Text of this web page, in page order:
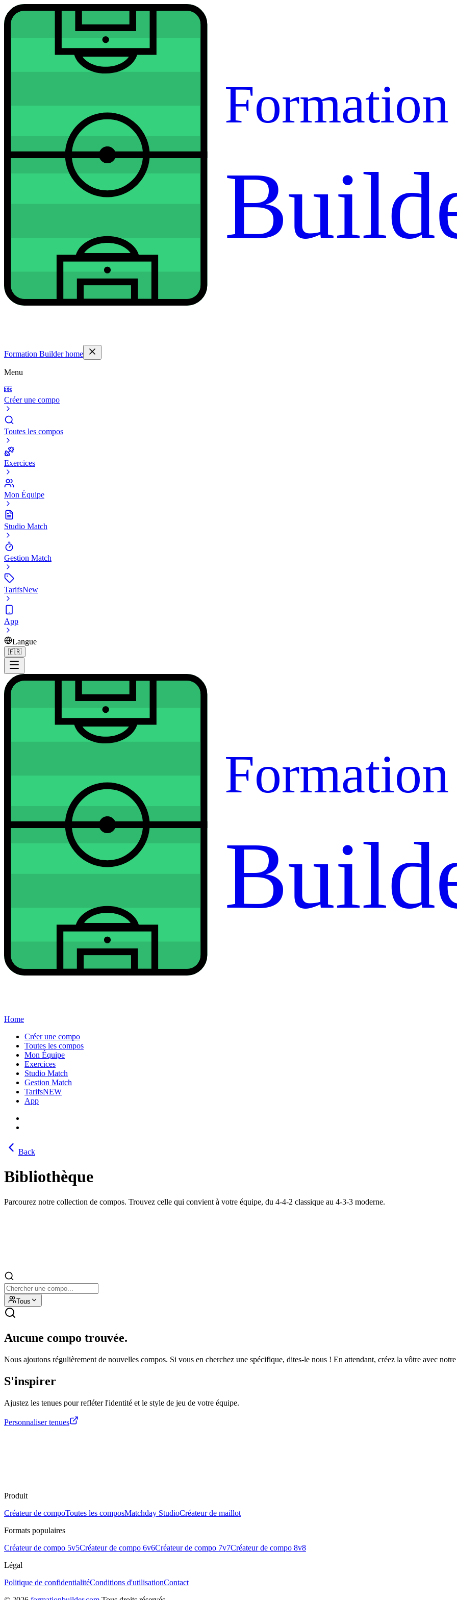
Formation
Formation Builder home
Menu
Créer une compo
Toutes les compos
Exercices
Mon Équipe
Studio Match
Gestion Match
TarifsNew
App
Langue
🇫🇷
Formation
Home
Créer une compo
Toutes les compos
Mon Équipe
Exercices
Studio Match
Gestion Match
TarifsNEW
App
Back
Bibliothèque
Parcourez notre collection de compos. Trouvez celle qui convient à votre équipe, du 4-4-2 classique au 4-3-3 moderne.
Tous
Aucune compo trouvée.
Nous ajoutons régulièrement de nouvelles compos. Si vous en cherchez une spécifique, dites-le nous ! En attendant, créez la vôtre avec
S'inspirer
Ajustez les tenues pour refléter l'identité et le style de jeu de votre équipe.
Personnaliser tenues
Produit
Créateur de compoToutes les composMatchday StudioCréateur de maillot
Formats populaires
Créateur de compo 5v5Créateur de compo 6v6Créateur de compo 7v7Créateur de compo 8v8
Légal
Politique de confidentialitéConditions d'utilisationContact